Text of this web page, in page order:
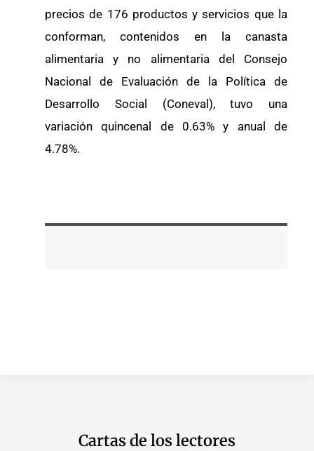
precios de 176 productos y servicios que la
conforman, contenidos en la canasta
alimentaria y no alimentaria del Consejo
Nacional de Evaluación de la Política de
Desarrollo Social (Coneval), tuvo una
variación quincenal de 0.63% y anual de
4.78%.
Cartas de los lectores